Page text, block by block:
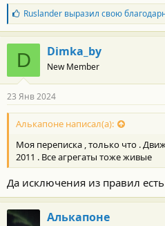
Б
л
а
г
о
д
а
н
о
с
и
:
Ruslanderвыразил свою
D Dimka_by
New Member
23 Янв 2024
Алькапоне написал(а):
Моя переписка , только что .
2011 . Все агрегаты тоже живые
Да исключения из правил есть
Алькапоне